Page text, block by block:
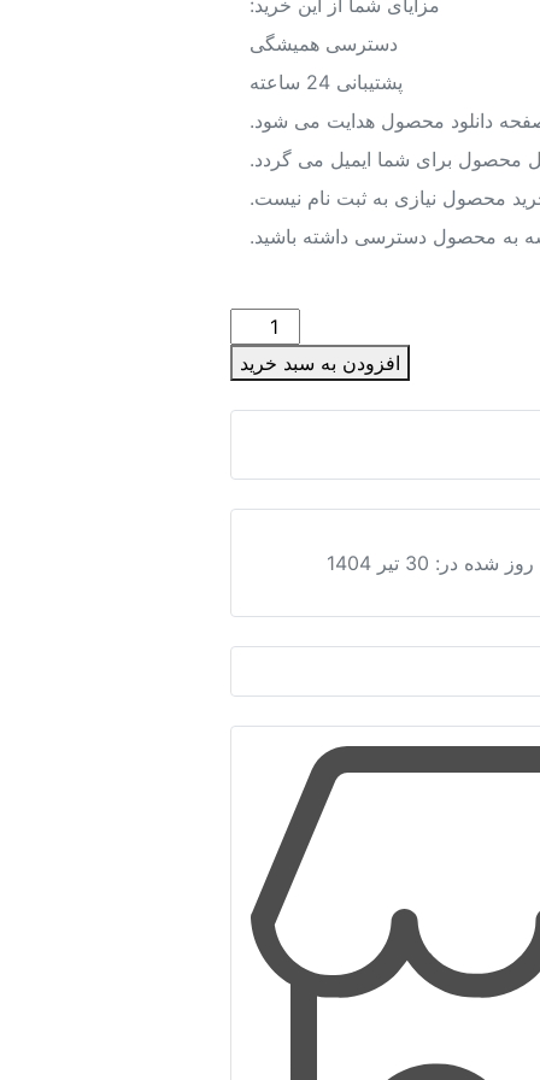
دسترسی همیشگی
پشتیبانی 24 ساعته
دانلود محصول هدایت می شود.
محصول برای شما ایمیل می گردد.
محصول نیازی به ثبت نام نیست.
به محصول دسترسی داشته باشید.
دانلود
نقشه
شیپ
فایل
افزودن به سبد خرید
روز شده در: 30 تیر 1404